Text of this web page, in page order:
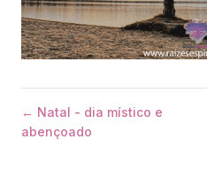
← Natal - dia místico e
abençoado